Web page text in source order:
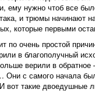
ему нужно чтоб все
и трюмы начинают
которые первыми
по очень простой
в благополучный
верили в
с самого начала
вот такие двоедушные